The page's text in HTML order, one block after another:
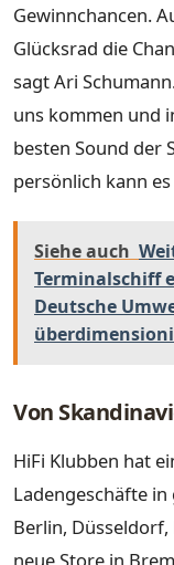
Gewinnchancen.
Glücksrad die
sagt Ari
uns kommen und
besten Sound der
persönlich kann
Siehe auch
Terminalschiff
Deutsche
Von
HiFi Klubben hat
Ladengeschäfte
Berlin,
neue Store in